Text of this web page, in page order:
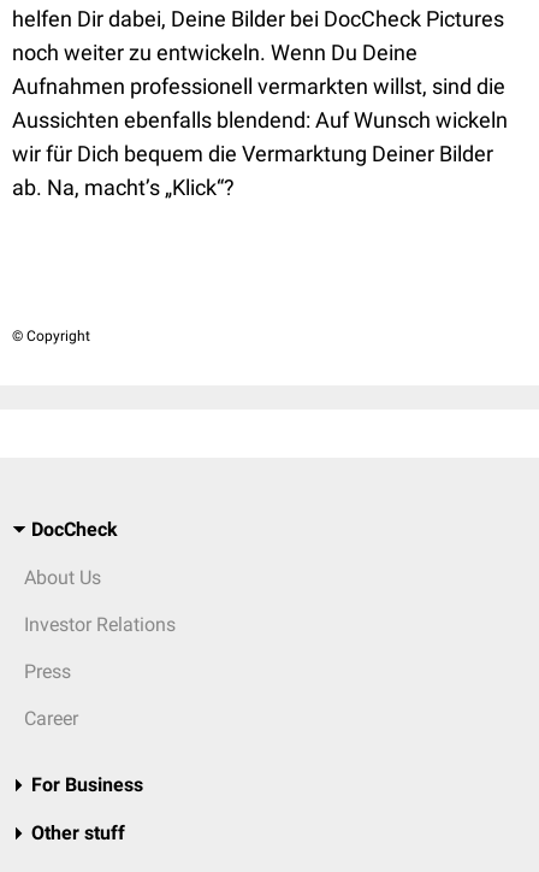
helfen Dir dabei, Deine Bilder bei DocCheck Pictures
noch weiter zu entwickeln. Wenn Du Deine
Aufnahmen professionell vermarkten willst, sind die
Aussichten ebenfalls blendend: Auf Wunsch wickeln
wir für Dich bequem die Vermarktung Deiner Bilder
ab. Na, macht’s „Klick“?
© Copyright
DocCheck
About Us
Investor Relations
Press
Career
For Business
Other stuff